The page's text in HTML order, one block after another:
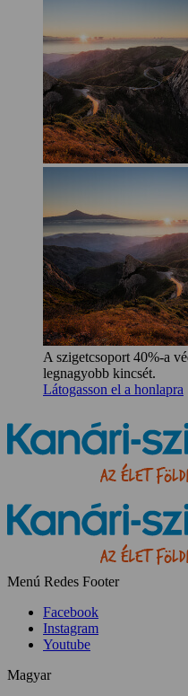
A szigetcsoport 40%-a
legnagyobb kincsét.
Látogasson el a honlapra
Menú Redes Footer
Facebook
Instagram
Youtube
Magyar